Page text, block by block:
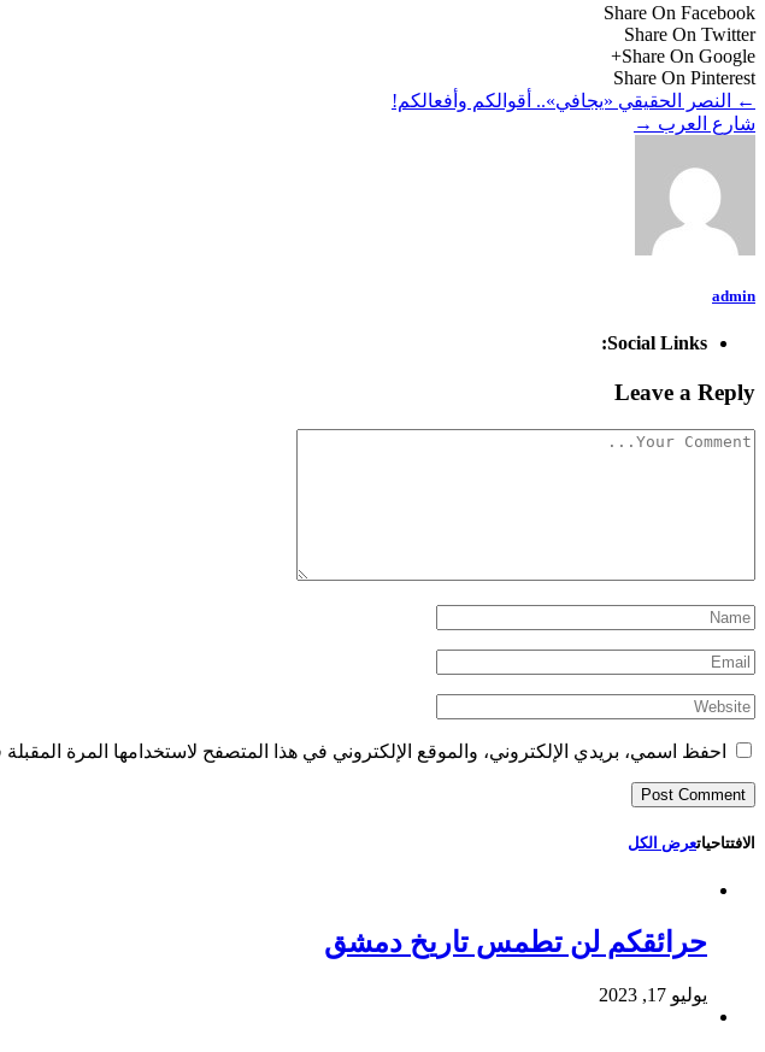
Share On Facebook
Share On Twitter
Share On Google+
Share On Pinterest
←
النصر الحقيقي «يجافي».. أقوالكم وأفعالكم!
شارع العرب →
admin
Social Links:
Leave a Reply
احفظ اسمي، بريدي الإلكتروني، والموقع الإلكتروني في هذا المتصفح لاستخدامها المرة
الافتتاحياتعرض الكل
حرائقكم لن تطمس تاريخ دمشق
يوليو 17, 2023